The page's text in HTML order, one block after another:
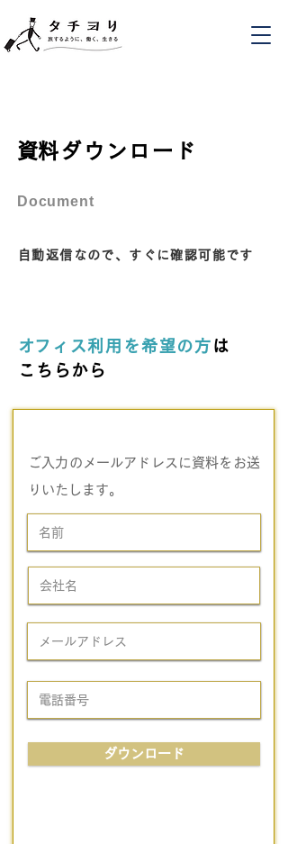
​資料ダウンロード
Document
自動返信なので、すぐに確認可能です
​オフィス利用を希望の方 は
こちらから
​ご入力のメールアドレスに資料をお送
りいたします。
ダウンロード